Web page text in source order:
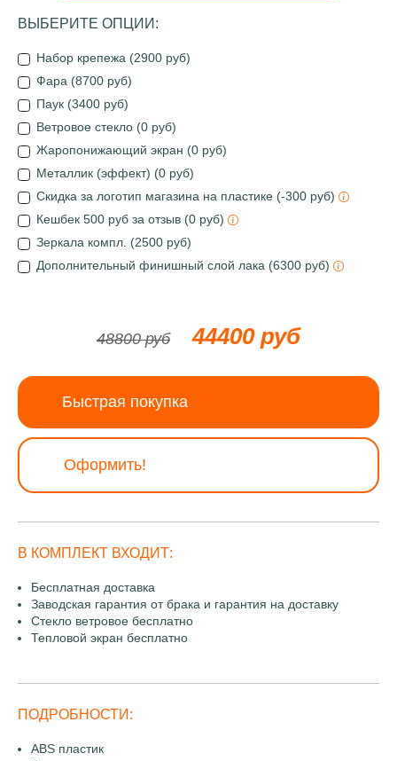
ВЫБЕРИТЕ ОПЦИИ:
Набор крепежа (2900 руб)
Фара (8700 руб)
Паук (3400 руб)
Ветровое стекло (0 руб)
Жаропонижающий экран (0 руб)
Металлик (эффект) (0 руб)
Скидка за логотип магазина на пластике (-300 руб)
Кешбек 500 руб за отзыв (0 руб)
Зеркала компл. (2500 руб)
Дополнительный финишный слой лака (6300 руб)
48800 руб 44400 руб
Быстрая покупка
Оформить!
В КОМПЛЕКТ ВХОДИТ:
Бесплатная доставка
Заводская гарантия от брака и гарантия на доставку
Стекло ветровое бесплатно
Тепловой экран бесплатно
ПОДРОБНОСТИ:
ABS пластик